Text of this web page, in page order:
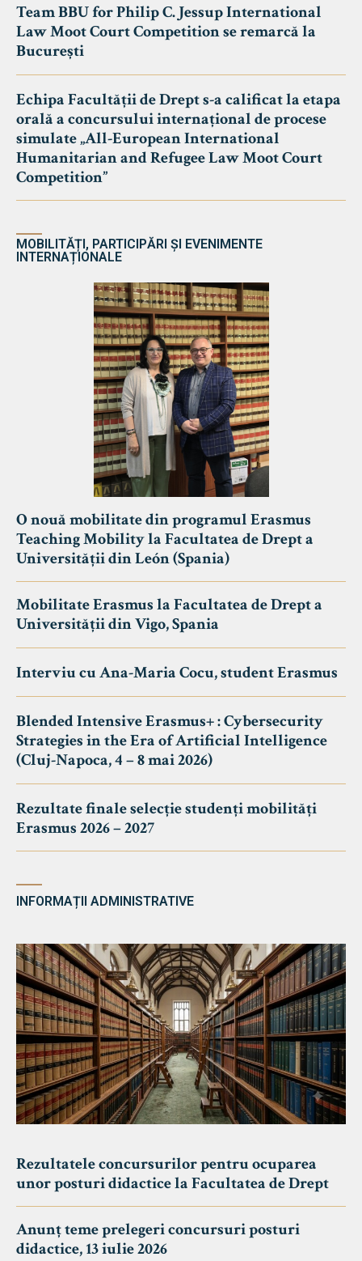
Team BBU for Philip C. Jessup International
Law Moot Court Competition se remarcă la
București
Echipa Facultății de Drept s-a calificat la etapa
orală a concursului internațional de procese
simulate „All-European International
Humanitarian and Refugee Law Moot Court
Competition”
MOBILITĂȚI, PARTICIPĂRI ȘI EVENIMENTE
INTERNAȚIONALE
O nouă mobilitate din programul Erasmus
Teaching Mobility la Facultatea de Drept a
Universității din León (Spania)
Mobilitate Erasmus la Facultatea de Drept a
Universității din Vigo, Spania
Interviu cu Ana-Maria Cocu, student Erasmus
Blended Intensive Erasmus+ : Cybersecurity
Strategies in the Era of Artificial Intelligence
(Cluj-Napoca, 4 – 8 mai 2026)
Rezultate finale selecție studenți mobilități
Erasmus 2026 – 2027
INFORMAȚII ADMINISTRATIVE
Rezultatele concursurilor pentru ocuparea
unor posturi didactice la Facultatea de Drept
Anunț teme prelegeri concursuri posturi
didactice, 13 iulie 2026